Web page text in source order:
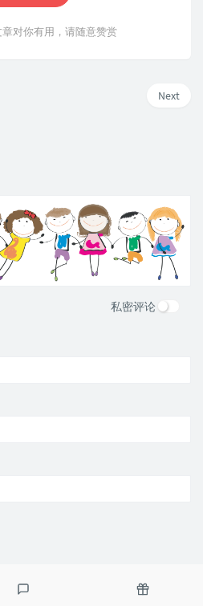
对你有用，请随意赞赏
Next
私密评论